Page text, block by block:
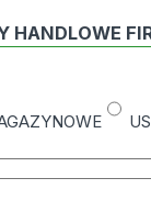
HANDLOWE